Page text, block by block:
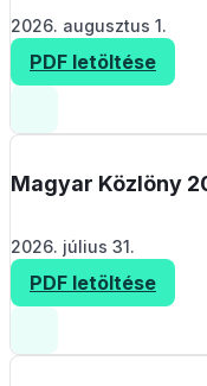
2026. augusztus 1.
PDF letöltése
Magyar Közlöny
2026. július 31.
PDF letöltése